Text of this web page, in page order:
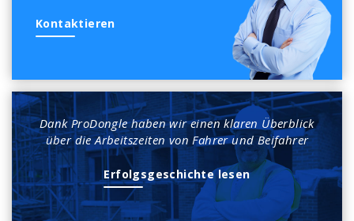
Kontaktieren
Dank ProDongle haben wir einen klaren Überblick
über die Arbeitszeiten von Fahrer und Beifahrer
Erfolgsgeschichte lesen